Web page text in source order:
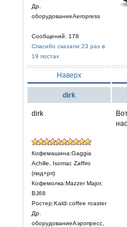
Др.
оборудованиеAeropress
Сообщений: 178
Спасибо сказали 23 раз в
19 постах
Наверх
dirk
dirk
Кофемашина:Gaggia
Achille, Isomac Zaffiro
(пид+рп)
Кофемолка:Mazzer Major,
BJ68
Ростер:Kaldi coffee roaster
Др.
оборудованиеАэропресс,